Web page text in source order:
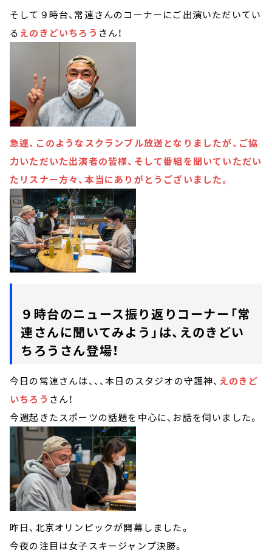
そして９時台、常連さんのコーナーにご出演いただいてい
る えのきどいちろう さん！
急遽、このようなスクランブル放送となりましたが、ご協
力いただいた出演者の皆様、そして番組を聞いていただい
たリスナー方々、本当にありがとうございました。
９時台のニュース振り返りコーナー「常
連さんに聞いてみよう」は、えのきどい
ちろうさん登場！
今日の常連さんは、、、本日のスタジオの守護神、 えのきど
いちろう さん！
今週起きたスポーツの話題を中心に、お話を伺いました。
昨日、北京オリンピックが開幕しました。
今夜の注目は女子スキージャンプ決勝。